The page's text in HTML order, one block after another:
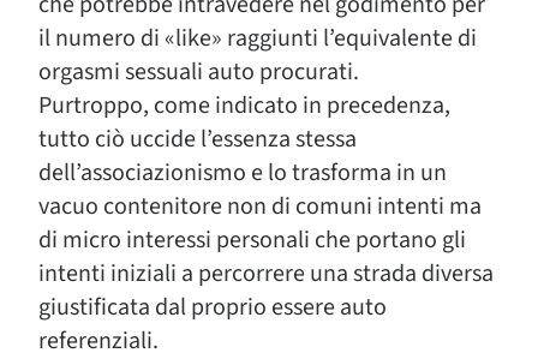
il numero di «like» raggiunti l’equivalente di
orgasmi sessuali auto procurati.
Purtroppo, come indicato in precedenza,
tutto ciò uccide l’essenza stessa
dell’associazionismo e lo trasforma in un
vacuo contenitore non di comuni intenti ma
di micro interessi personali che portano gli
intenti iniziali a percorrere una strada diversa
giustificata dal proprio essere auto
referenziali.